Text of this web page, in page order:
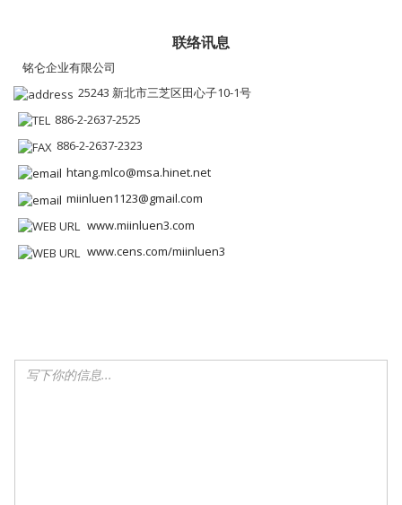
联络讯息
铭仑企业有限公司
25243 新北市三芝区田心子10-1号
886-2-2637-2525
886-2-2637-2323
htang.mlco@msa.hinet.net
miinluen1123@gmail.com
www.miinluen3.com
www.cens.com/miinluen3